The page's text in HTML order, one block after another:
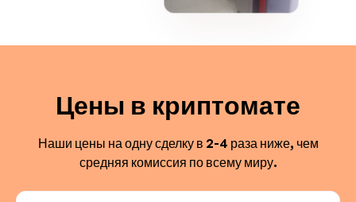
Цены в криптомате
Наши цены на одну сделку в 2-4 раза ниже, чем
средняя комиссия по всему миру.